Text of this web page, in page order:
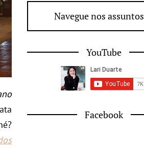
Navegue nos assuntos
YouTube
Facebook